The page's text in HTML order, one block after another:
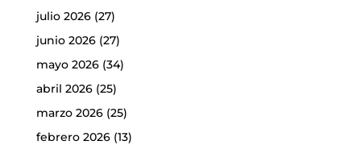
julio 2026(27)
junio 2026(27)
mayo 2026(34)
abril 2026(25)
marzo 2026(25)
febrero 2026(13)